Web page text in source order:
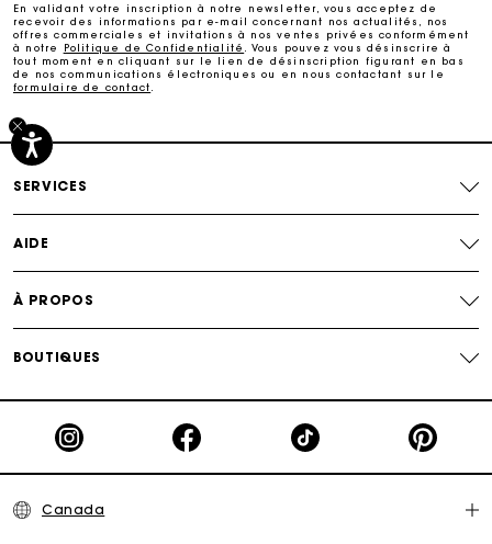
Paiement sécurisé
En validant votre inscription à notre newsletter, vous acceptez de
recevoir des informations par e-mail concernant nos actualités, nos
offres commerciales et invitations à nos ventes privées conformément
à notre
Politique de Confidentialité
. Vous pouvez vous désinscrire à
tout moment en cliquant sur le lien de désinscription figurant en bas
de nos communications électroniques ou en nous contactant sur le
formulaire de contact
SERVICES
AIDE
À PROPOS
BOUTIQUES
Canada